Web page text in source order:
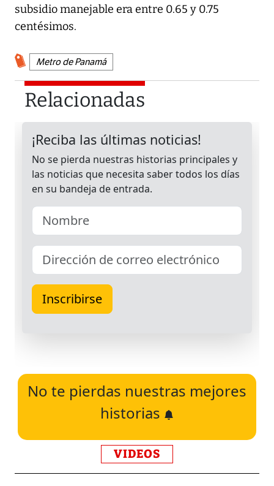
subsidio manejable era entre 0.65 y 0.75
centésimos.
Metro de Panamá
Relacionadas
No te pierdas nuestras mejores
historias
VIDEOS